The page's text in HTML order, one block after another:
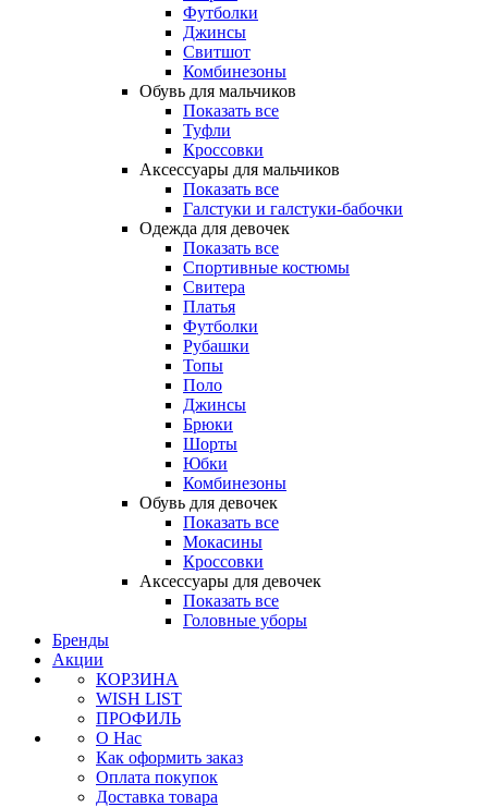
Футболки
Джинсы
Свитшот
Комбинезоны
Обувь для мальчиков
Показать все
Туфли
Кроссовки
Аксессуары для мальчиков
Показать все
Галстуки и галстуки-бабочки
Одежда для девочек
Показать все
Спортивные костюмы
Свитера
Платья
Футболки
Рубашки
Топы
Поло
Джинсы
Брюки
Шорты
Юбки
Комбинезоны
Обувь для девочек
Показать все
Мокасины
Кроссовки
Аксессуары для девочек
Показать все
Головные уборы
Бренды
Акции
КОРЗИНА
WISH LIST
ПРОФИЛЬ
О Нас
Как оформить заказ
Оплата покупок
Доставка товара